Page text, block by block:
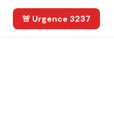
🚨 Urgence 3237